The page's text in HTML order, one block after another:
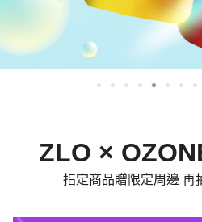
ZLO ×
指定商品贈限定周邊 再